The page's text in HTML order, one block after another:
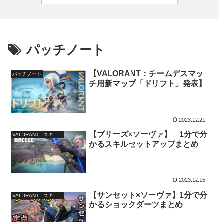
パッチノート
パッチノート
【VALORANT：チームデスマッ
チ用新マップ「ドリフト」発表】
2023.12.21
【ブリーズ×ソーヴァ】 1分で分
かるスキルセットアップまとめ
2023.12.15
【サンセット×ソーヴァ】1分で分
かるショックダーツまとめ